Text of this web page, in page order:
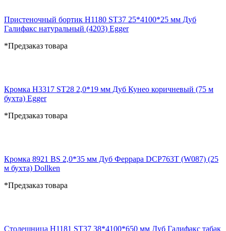
Пристеночный бортик H1180 ST37 25*4100*25 мм Дуб
Галифакс натуральный (4203) Egger
*Предзаказ товара
Кромка H3317 ST28 2,0*19 мм Дуб Кунео коричневый (75 м
бухта) Egger
*Предзаказ товара
Кромка 8921 BS 2,0*35 мм Дуб Феррара DCP763T (W087) (25
м бухта) Dollken
*Предзаказ товара
Столешница H1181 ST37 38*4100*650 мм Дуб Галифакс табак